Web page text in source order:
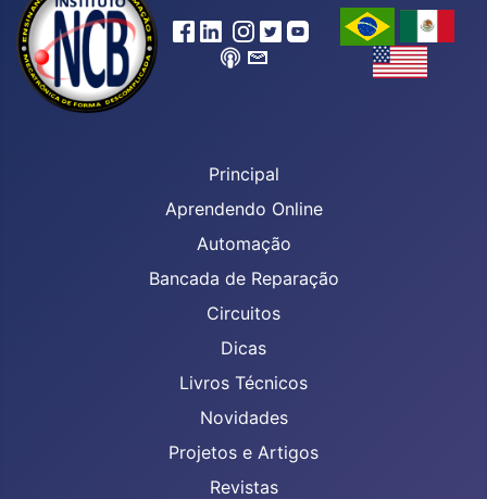
Principal
Aprendendo Online
Automação
Bancada de Reparação
Circuitos
Dicas
Livros Técnicos
Novidades
Projetos e Artigos
Revistas